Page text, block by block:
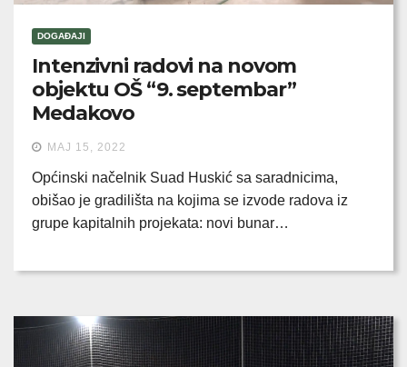
DOGAĐAJI
Intenzivni radovi na novom
objektu OŠ “9. septembar”
Medakovo
MAJ 15, 2022
Općinski načelnik Suad Huskić sa saradnicima,
obišao je gradilišta na kojima se izvode radova iz
grupe kapitalnih projekata: novi bunar…